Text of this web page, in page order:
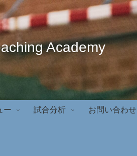
Academy
ー 試合分析 お問い合わせ